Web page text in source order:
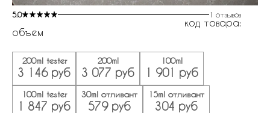
5.0 1 отзывов
код товара:
объем
200ml tester
3 146 руб
200ml
3 077 руб
100ml
1 901 руб
100ml tester
1 847 руб
30ml отливант
579 руб
15ml отливант
304 руб